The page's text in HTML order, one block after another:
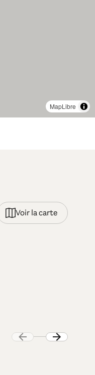
MapLibre
Voir la carte